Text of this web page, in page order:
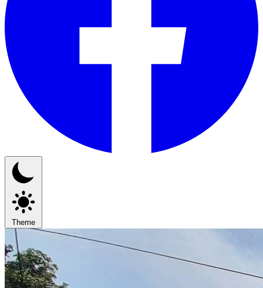
Theme